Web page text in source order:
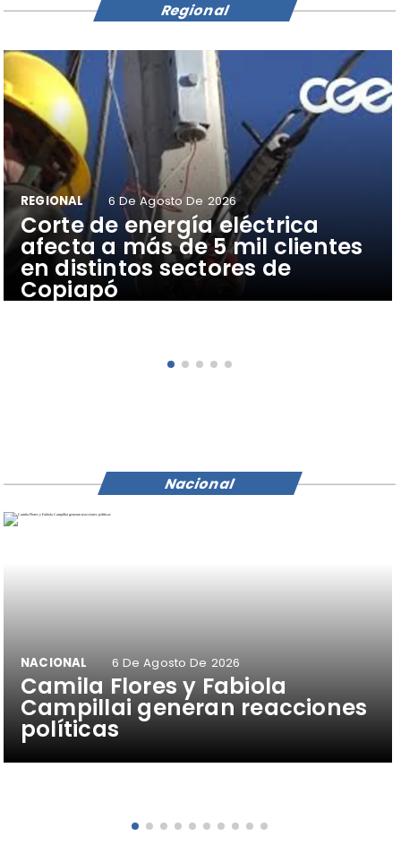
Corte de energía eléctrica
afecta a más de 5 mil clientes
en distintos sectores de
Copiapó
REGIONAL 6 De Agosto De 2026
Regional
Camila Flores y Fabiola
Campillai generan reacciones
políticas
NACIONAL 6 De Agosto De 2026
Nacional